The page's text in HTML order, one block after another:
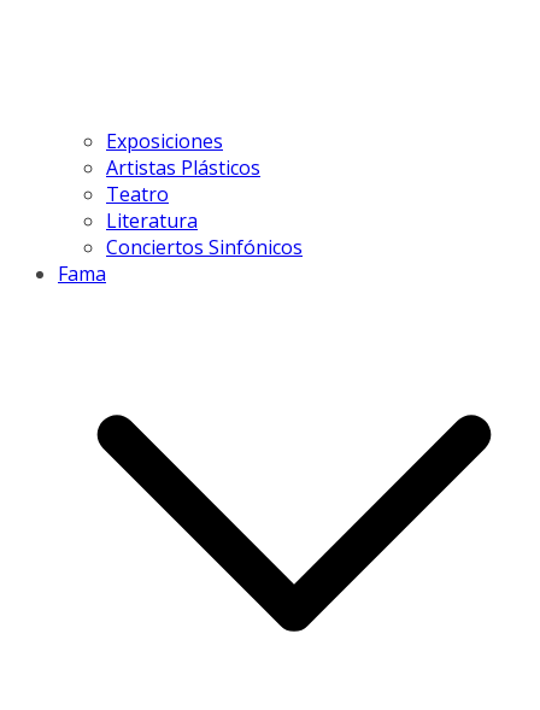
Exposiciones
Artistas Plásticos
Teatro
Literatura
Conciertos Sinfónicos
Fama